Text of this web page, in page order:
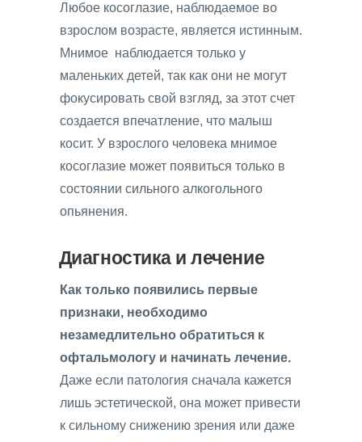
Любое косоглазие, наблюдаемое во
взрослом возрасте, является истинным.
Мнимое наблюдается только у
маленьких детей, так как они не могут
фокусировать свой взгляд, за этот счет
создается впечатление, что малыш
косит. У взрослого человека мнимое
косоглазие может появиться только в
состоянии сильного алкогольного
опьянения.
Диагностика и лечение
Как только появились первые
признаки, необходимо
незамедлительно обратиться к
офтальмологу и начинать лечение.
Даже если патология сначала кажется
лишь эстетической, она может привести
к сильному снижению зрения или даже